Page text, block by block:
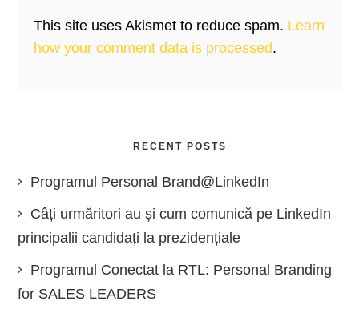
This site uses Akismet to reduce spam. Learn
how your comment data is processed.
RECENT POSTS
Programul Personal Brand@LinkedIn
Câți urmăritori au și cum comunică pe LinkedIn
principalii candidați la prezidențiale
Programul Conectat la RTL: Personal Branding
for SALES LEADERS